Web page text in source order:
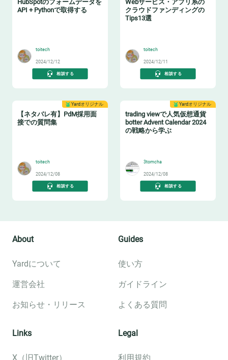
HubSpotのフォームデータを
API + Pythonで取得する
toitech
2024/12/12
相談する
Webサービス・アプリ系の
クラウドファンディングの
Tips13選
toitech
2024/12/11
相談する
Yardオリジナル
【ネタバレ有】PdM採用面
接での質問集
toitech
2024/12/08
相談する
Yardオリジナル
trading viewで人気仮想通貨
botter Advent Calendar 2024
の戦略から学ぶ
3tomcha
2024/12/08
相談する
About
Yardについて
運営会社
お知らせ・リリース
Guides
使い方
ガイドライン
よくある質問
Links
X（旧Twitter）
Legal
利用規約